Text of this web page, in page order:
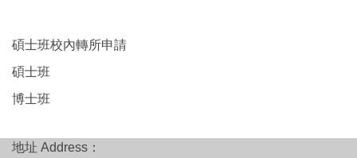
碩士班校內轉所申請
碩士班
博士班
地址 Address：